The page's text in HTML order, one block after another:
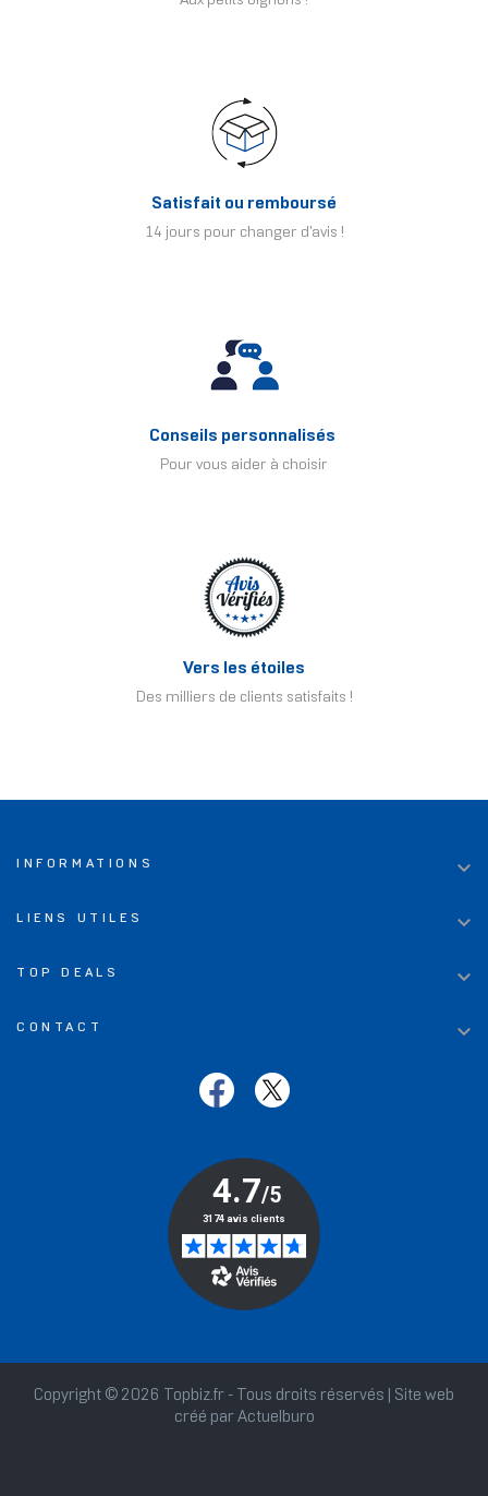
Satisfait ou remboursé
14 jours pour changer d'avis !
Conseils personnalisés
Pour vous aider à choisir
Vers les étoiles
Des milliers de clients satisfaits !
INFORMATIONS 
LIENS UTILES 
TOP DEALS 
CONTACT 
Copyright © 2026 Topbiz.fr - Tous droits réservés | Site web
créé par Actuelburo